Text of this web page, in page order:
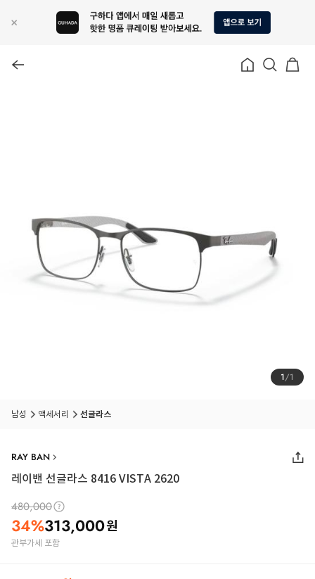
1/1
남성 액세서리 선글라스
RAY BAN
레이밴 선글라스 8416 VISTA 2620
480,000
34%313,000원
관부가세 포함